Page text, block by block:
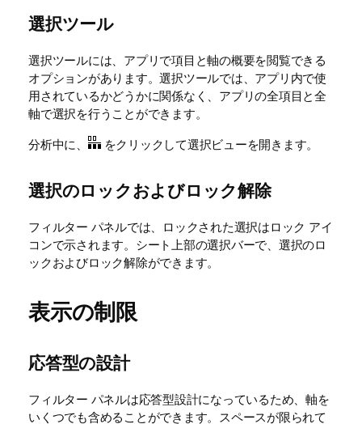
選択ツール
選択ツールには、アプリで項目と軸の概要を閲覧できる
オプションがあります。選択ツールでは、アプリ内で使
用されているかどうかに関係なく、アプリの全項目と全
軸で選択を行うことができます。
分析中に、
をクリックして選択ビューを開きます。
選択のロックおよびロック解除
フィルター パネルでは、ロックされた選択はロック アイ
コンで示されます。シート上部の選択バーで、選択のロ
ックおよびロック解除ができます。
表示の制限
応答型の設計
フィルター パネルは応答型設計になっているため、軸を
いくつでも含めることができます。スペースが限られて